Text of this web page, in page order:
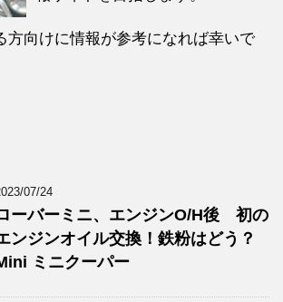
方向けに情報が参考になれば幸いで
07/24
ーバーミニ、エンジンO/H後 初の
ンジンオイル交換！鉄粉はどう？
ミニクーパー